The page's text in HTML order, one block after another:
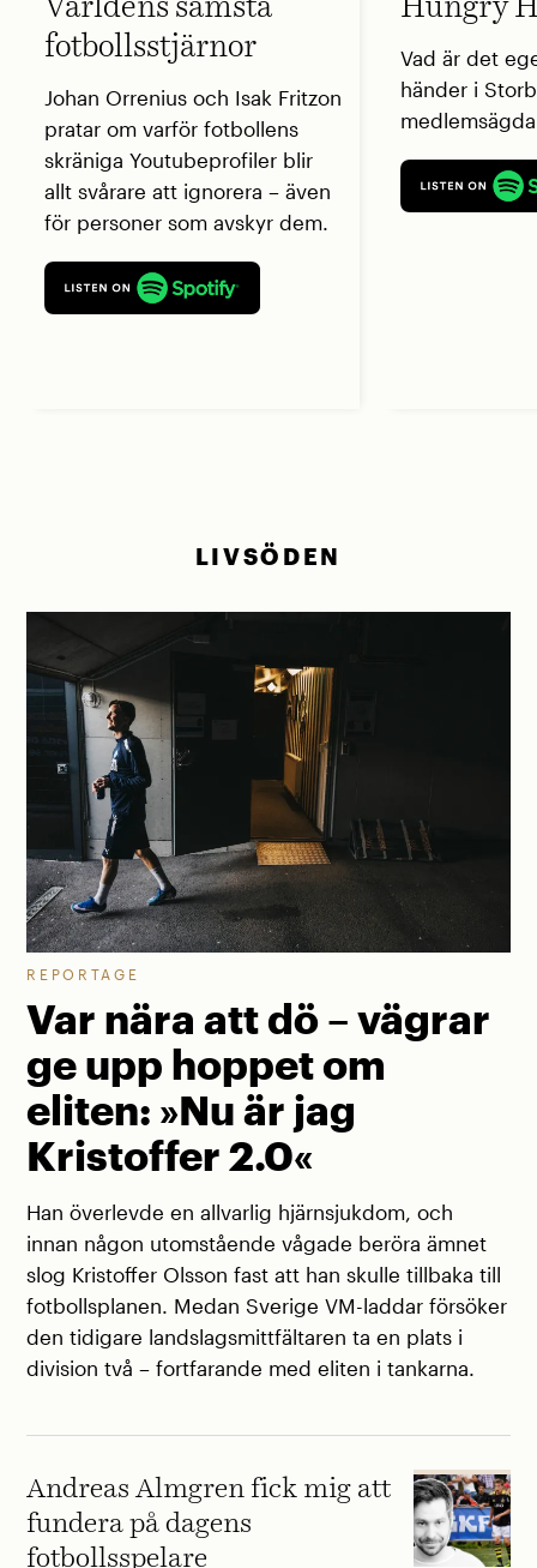
Världens sämsta
fotbollsstjärnor
Johan Orrenius och Isak Fritzon
pratar om varför fotbollens
skräniga Youtubeprofiler blir
allt svårare att ignorera – även
för personer som avskyr dem.
Hungry
Vad är det
händer i
LIVSÖDEN
REPORTAGE
Var nära att dö – vägrar
ge upp hoppet om
eliten: »Nu är jag
Kristoffer 2.0«
Han överlevde en allvarlig hjärnsjukdom, och
innan någon utomstående vågade beröra ämnet
slog Kristoffer Olsson fast att han skulle tillbaka till
fotbollsplanen. Medan Sverige VM-laddar försöker
den tidigare landslagsmittfältaren ta en plats i
division två – fortfarande med eliten i tankarna.
Andreas Almgren fick mig att
fundera på dagens
fotbollsspelare